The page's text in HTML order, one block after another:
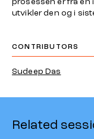
utvikler den og i
CONTRIBUTORS
Sudeep Das
Related